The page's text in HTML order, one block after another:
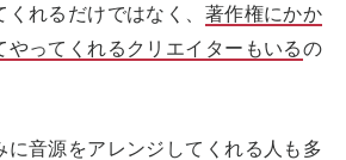
れるだけではなく、 著作権にかか
やってくれるクリエイターもいるの
に音源をアレンジしてくれる人も多